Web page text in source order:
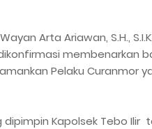
Arta Ariawan, S.H.,
membenarkan
Pelaku Curanmor
dipimpin Kapolsek Tebo Ilir